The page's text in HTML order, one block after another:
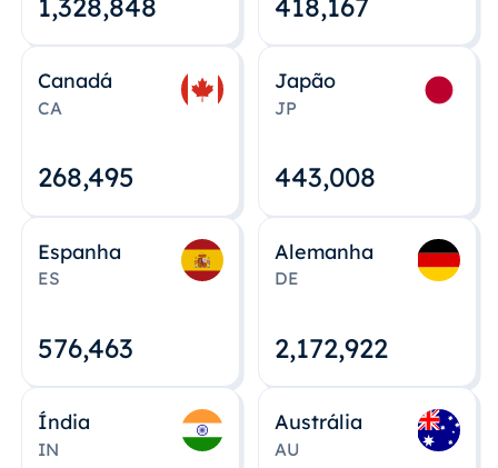
1,328,848 418,167
Canadá
CA
268,495
Japão
JP
443,008
Espanha
ES
576,463
Alemanha
DE
2,172,922
Índia
IN
Austrália
AU